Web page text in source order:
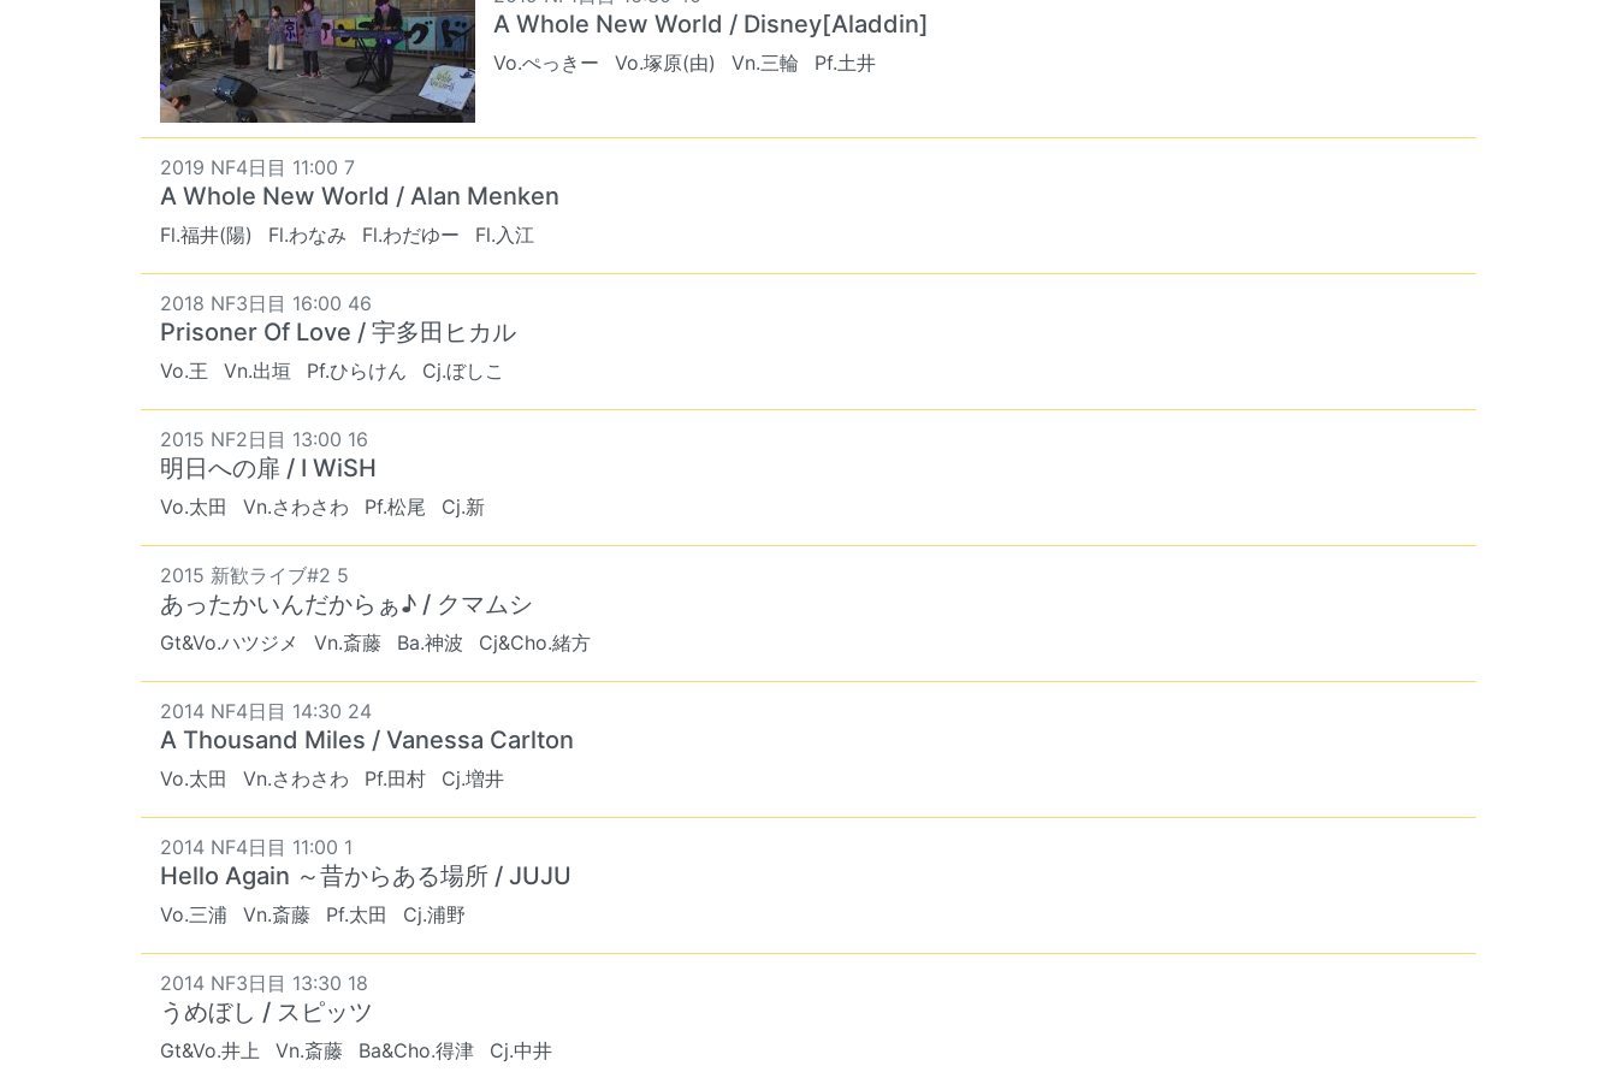
A Whole New World / Disney[Aladdin]
Vo.ぺっきー Vo.塚原(由) Vn.三輪 Pf.土井
2019 NF4日目 11:00 7
A Whole New World / Alan Menken
Fl.福井(陽) Fl.わなみ Fl.わだゆー Fl.入江
2018 NF3日目 16:00 46
Prisoner Of Love / 宇多田ヒカル
Vo.王 Vn.出垣 Pf.ひらけん Cj.ぼしこ
2015 NF2日目 13:00 16
明日への扉 / I WiSH
Vo.太田 Vn.さわさわ Pf.松尾 Cj.新
2015 新歓ライブ#2 5
あったかいんだからぁ♪ / クマムシ
Gt&Vo.ハツジメ Vn.斎藤 Ba.神波 Cj&Cho.緒方
2014 NF4日目 14:30 24
A Thousand Miles / Vanessa Carlton
Vo.太田 Vn.さわさわ Pf.田村 Cj.増井
2014 NF4日目 11:00 1
Hello Again ～昔からある場所 / JUJU
Vo.三浦 Vn.斎藤 Pf.太田 Cj.浦野
2014 NF3日目 13:30 18
うめぼし / スピッツ
Gt&Vo.井上 Vn.斎藤 Ba&Cho.得津 Cj.中井